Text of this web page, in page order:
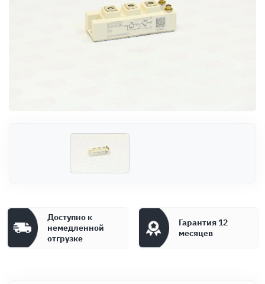
Доступно к
немедленной
отгрузке
Гарантия 12
месяцев